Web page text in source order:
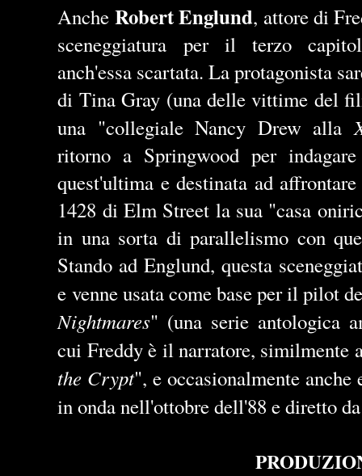
Anche Robert Englund, attore di
sceneggiatura per il terzo
anch'essa scartata. La protagonista
di Tina Gray (una delle vittime del
una "collegiale Nancy Drew alla
ritorno a Springwood per
quest'ultima e destinata ad
1428 di Elm Street la sua "casa
in una sorta di parallelismo con
Stando ad Englund, questa
e venne usata come base per il pilot
Nightmares" (una serie antologica
cui Freddy è il narratore, similmente
the Crypt", e occasionalmente
in onda nell'ottobre dell'88 e diretto